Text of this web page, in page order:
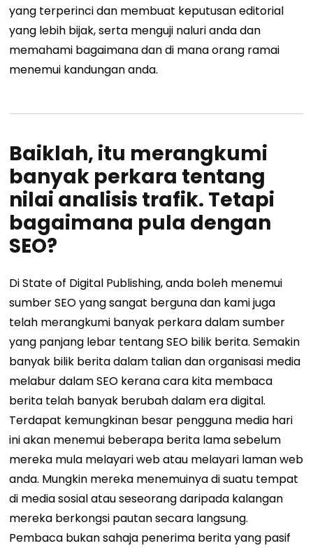
yang terperinci dan membuat keputusan editorial
yang lebih bijak, serta menguji naluri anda dan
memahami bagaimana dan di mana orang ramai
menemui kandungan anda.
Baiklah, itu merangkumi
banyak perkara tentang
nilai analisis trafik. Tetapi
bagaimana pula dengan
SEO?
Di State of Digital Publishing, anda boleh menemui
sumber SEO yang sangat bergunadan kami juga
telah merangkumi banyak perkara dalamsumber
yang panjang lebar tentang SEO bilik berita. Semakin
banyak bilik berita dalam talian dan organisasi media
melabur dalam SEO kerana cara kita membaca
berita telah banyak berubah dalam era digital.
Terdapat kemungkinan besar pengguna media hari
ini akan menemui beberapa berita lama sebelum
mereka mula melayari web atau melayari laman web
anda. Mungkin mereka menemuinya di suatu tempat
di media sosial atau seseorang daripada kalangan
mereka berkongsi pautan secara langsung.
Pembaca bukan sahaja penerima berita yang pasif